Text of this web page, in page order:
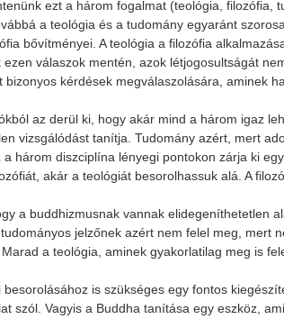
ezt a három fogalmat (teológia,
a teológia és a tudomány egyaránt
bővítményei. A teológia a filozófia
ezen válaszok mentén, azok létjogosultságát
bizonyos kérdések megválaszolására, aminek
az derül ki, hogy akár mind a három igaz
vizsgálódást tanítja. Tudomány azért, mert
a három diszciplína lényegi pontokon zárja ki
akár a teológiát besorolhassuk alá. A
a buddhizmusnak vannak elidegeníthetetlen
jelzőnek azért nem felel meg, mert
a teológia, aminek gyakorlatilag meg is
besorolásához is szükséges egy fontos
szól. Vagyis a Buddha tanítása egy eszköz,